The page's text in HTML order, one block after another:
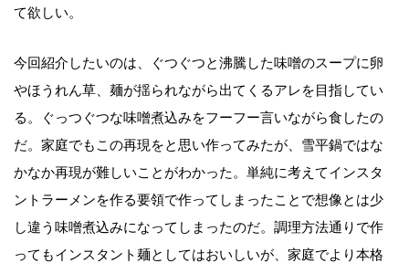
て欲しい。
今回紹介したいのは、ぐつぐつと沸騰した味噌のスープに卵
やほうれん草、麺が揺られながら出てくるアレを目指してい
る。ぐっつぐつな味噌煮込みをフーフー言いながら食したの
だ。家庭でもこの再現をと思い作ってみたが、雪平鍋ではな
かなか再現が難しいことがわかった。単純に考えてインスタ
ントラーメンを作る要領で作ってしまったことで想像とは少
し違う味噌煮込みになってしまったのだ。調理方法通りで作
ってもインスタント麺としてはおいしいが、家庭でより本格